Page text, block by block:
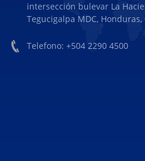
intersección bulevar La
Tegucigalpa MDC, Honduras,
Telefono: +504 2290 4500